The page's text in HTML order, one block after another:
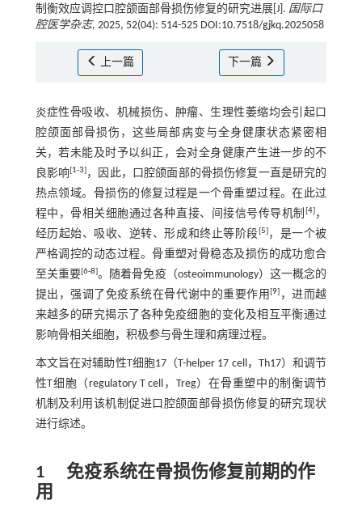
制衡效应调控口腔颌面部骨损伤修复的研究进展[J]. 国际口
腔医学杂志, 2025, 52(04): 514-525 DOI:10.7518/gjkq.2025058
上一篇 下一篇
炎症性骨吸收、机械损伤、肿瘤、生理性萎缩均会引起口
腔颌面部骨损伤，这些局部病变与全身健康状态紧密相
关，若未能及时予以纠正，会对全身健康产生进一步的不
良影响[1-3] ，因此，口腔颌面部的骨损伤修复一直是研究的
热点领域。骨损伤的修复过程是一个骨重塑过程。在此过
程中，骨相关细胞通过各种直接、间接信号传导机制 [4]，
经历起始、吸收、逆转、形成和终止等阶段[5]，是一个被
严格调控的动态过程。骨重塑对骨稳态及损伤的成功愈合
至关重要[6-8]。随着骨免疫（osteoimmunology）这一概念的
提出，强调了免疫系统在骨代谢中的重要作用[9] ，进而越
来越多的研究揭示了各种免疫细胞的变化及相互平衡通过
影响骨相关细胞，积极参与骨生理和病理过程。
本文旨在对辅助性T细胞17（T-helper 17 cell，Th17）和调节
性T细胞（regulatory T cell，Treg）在骨重塑中的制衡调节
机制及利用该机制促进口腔颌面部骨损伤修复的研究现状
进行综述。
1免疫系统在骨损伤修复前期的作
用